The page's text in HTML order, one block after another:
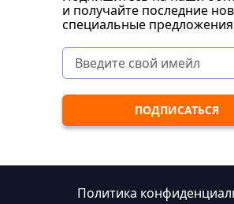
и получайте последние
специальные
Политика